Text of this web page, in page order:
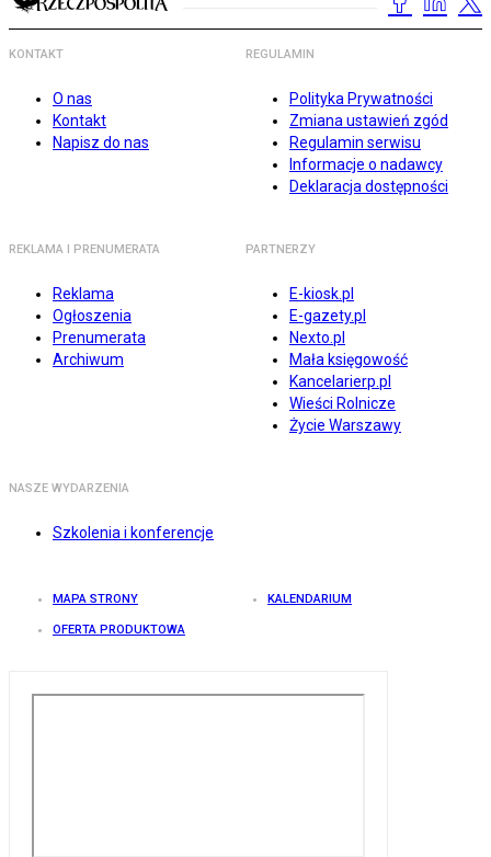
KONTAKT
O nas
Kontakt
Napisz do nas
REGULAMIN
Polityka Prywatności
Zmiana ustawień zgód
Regulamin serwisu
Informacje o nadawcy
Deklaracja dostępności
REKLAMA I PRENUMERATA
Reklama
Ogłoszenia
Prenumerata
Archiwum
PARTNERZY
E-kiosk.pl
E-gazety.pl
Nexto.pl
Mała księgowość
Kancelarierp.pl
Wieści Rolnicze
Życie Warszawy
NASZE WYDARZENIA
Szkolenia i konferencje
MAPA STRONY KALENDARIUM
OFERTA PRODUKTOWA